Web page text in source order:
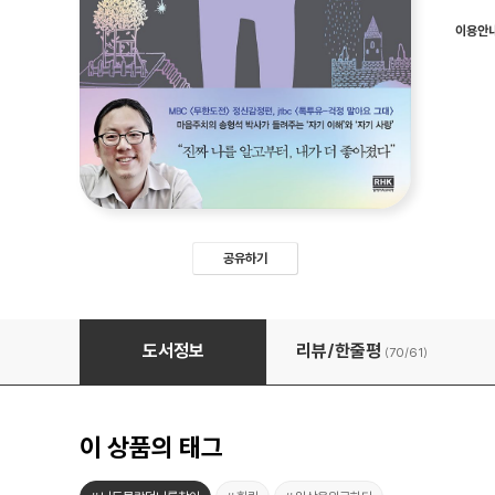
공유하기
이용안
나라는 이상한 나라
도서정보 리뷰/한줄평 (70/61)
이 상품의 태그